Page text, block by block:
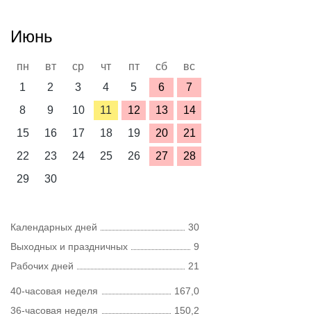
Июнь
пн вт ср чт пт сб
вс
1
2 3 4 5 6
7
8
9 10 11 12 13
14
15
16 17 18 19 20
21
22
23 24 25 26 27
28
29
30
Календарных дней
30
Выходных и праздничных
9
Рабочих дней
21
40-часовая неделя
167,0
36-часовая неделя
150,2